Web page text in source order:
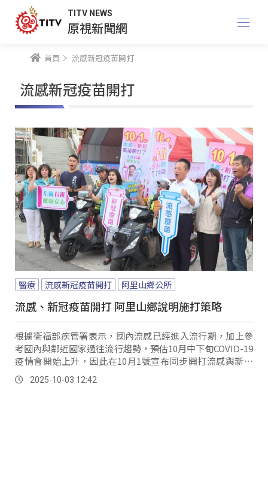
TITV NEWS
原視新聞網
首頁 流感新冠疫苗開打
流感新冠疫苗開打
醫療 流感新冠疫苗開打 阿里山鄉公所
流感、新冠疫苗開打 阿里山鄉說明施打策略
根據衛福部疾管署表示，國內流感已經進入流行期，加上參
考國內與鄰近國家過往流行趨勢，預估10月中下旬COVID-19
疫情會開始上升，因此在10月1號宣布同步開打流感與新冠
疫苗。2025-10-03 12:42